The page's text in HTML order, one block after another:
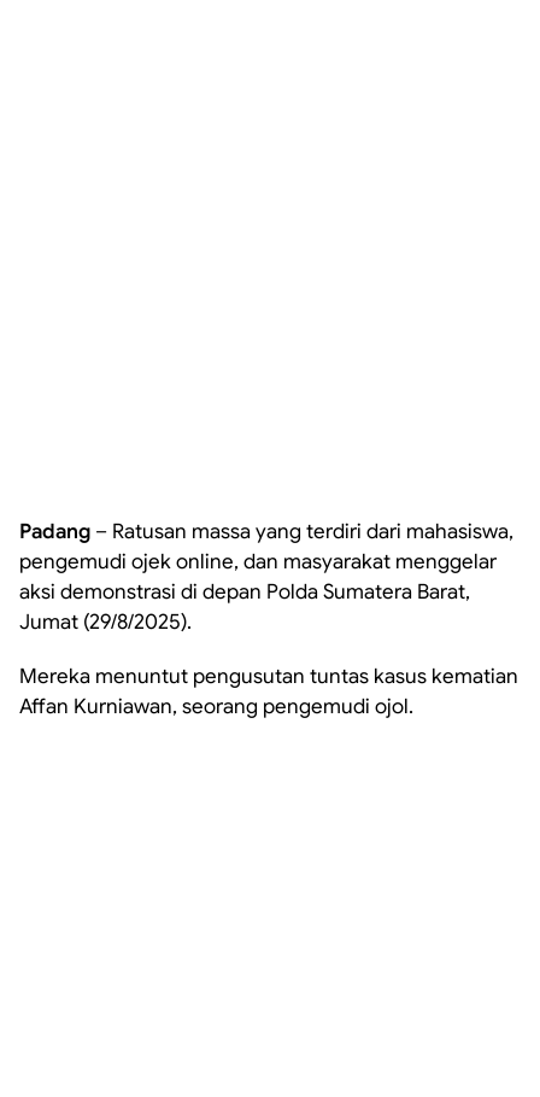
Padang – Ratusan massa yang terdiri dari mahasiswa,
pengemudi ojek online, dan masyarakat menggelar
aksi demonstrasi di depan Polda Sumatera Barat,
Jumat (29/8/2025).
Mereka menuntut pengusutan tuntas kasus kematian
Affan Kurniawan, seorang pengemudi ojol.